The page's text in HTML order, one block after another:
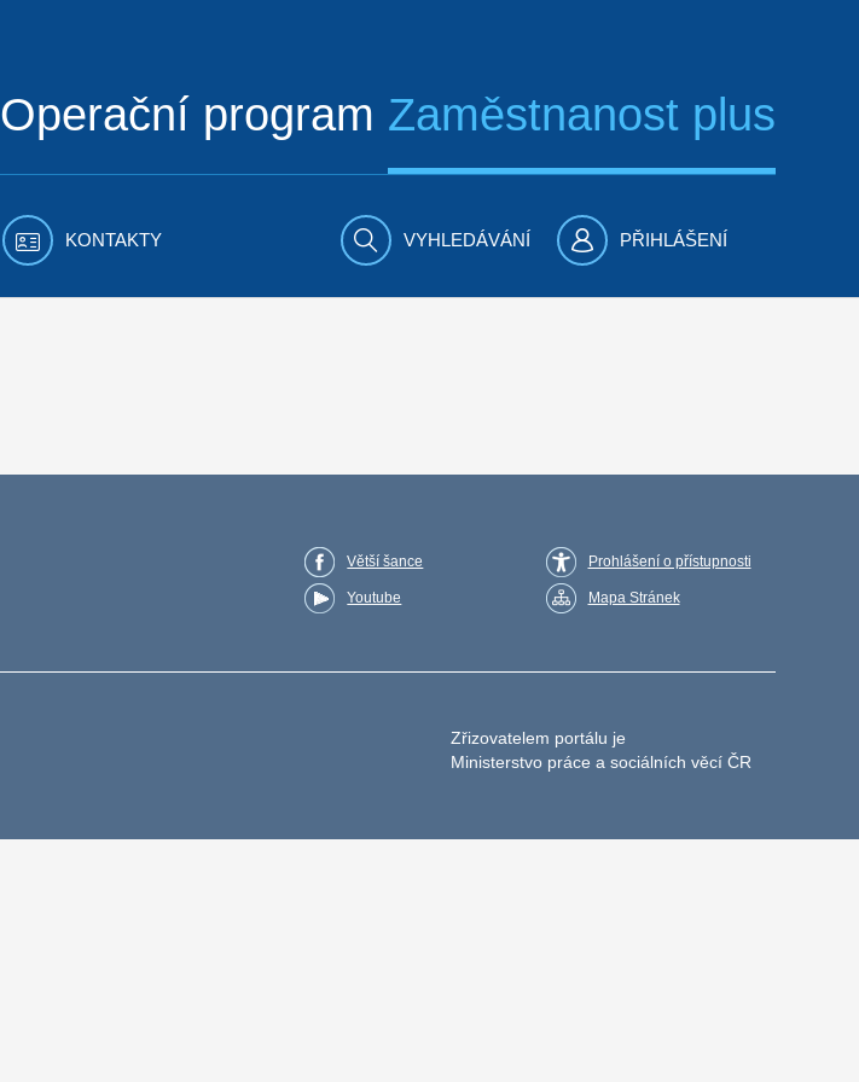
Operační program Zaměstnanost plus
KONTAKTY VYHLEDÁVÁNÍ PŘIHLÁŠENÍ
Větší šance
Youtube
Prohlášení o přístupnosti
Mapa Stránek
Zřizovatelem portálu je
Ministerstvo práce a sociálních věcí ČR